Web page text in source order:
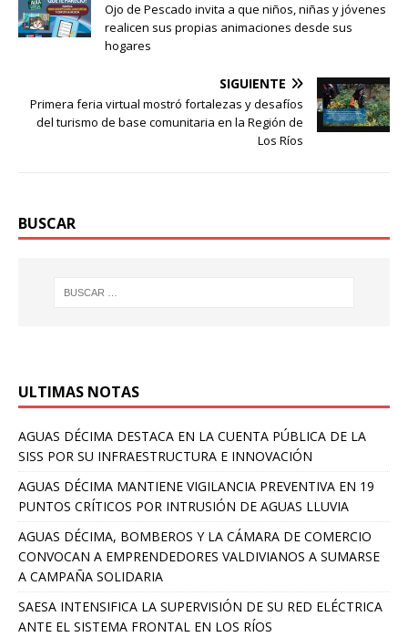
Ojo de Pescado invita a que niños, niñas y jóvenes
realicen sus propias animaciones desde sus
hogares
SIGUIENTE
Primera feria virtual mostró fortalezas y desafíos
del turismo de base comunitaria en la Región de
Los Ríos
BUSCAR
ULTIMAS NOTAS
AGUAS DÉCIMA DESTACA EN LA CUENTA PÚBLICA DE LA
SISS POR SU INFRAESTRUCTURA E INNOVACIÓN
AGUAS DÉCIMA MANTIENE VIGILANCIA PREVENTIVA EN 19
PUNTOS CRÍTICOS POR INTRUSIÓN DE AGUAS LLUVIA
AGUAS DÉCIMA, BOMBEROS Y LA CÁMARA DE COMERCIO
CONVOCAN A EMPRENDEDORES VALDIVIANOS A SUMARSE
A CAMPAÑA SOLIDARIA
SAESA INTENSIFICA LA SUPERVISIÓN DE SU RED ELÉCTRICA
ANTE EL SISTEMA FRONTAL EN LOS RÍOS